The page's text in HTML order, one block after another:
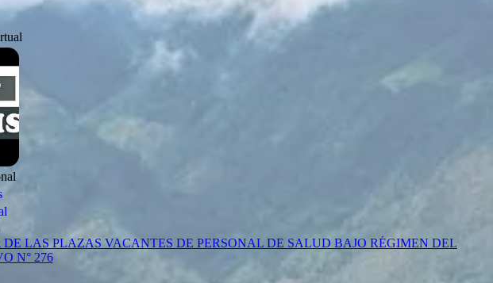
LAS PLAZAS VACANTES DE PERSONAL DE SALUD BAJO RÉGIMEN DEL
N° 276